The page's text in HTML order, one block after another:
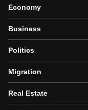
Economy
Business
Politics
Migration
Real Estate